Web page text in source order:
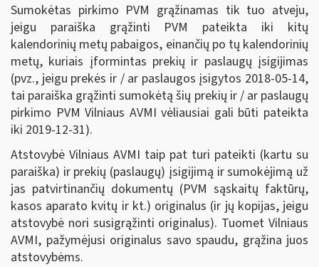
Sumokėtas pirkimo PVM grąžinamas tik tuo atveju,
jeigu paraiška grąžinti PVM pateikta iki kitų
kalendorinių metų pabaigos, einančių po tų kalendorinių
metų, kuriais įformintas prekių ir paslaugų įsigijimas
(pvz., jeigu prekės ir / ar paslaugos įsigytos 2018-05-14,
tai paraiška grąžinti sumokėtą šių prekių ir / ar paslaugų
pirkimo PVM Vilniaus AVMI vėliausiai gali būti pateikta
iki 2019-12-31).
Atstovybė Vilniaus AVMI taip pat turi pateikti (kartu su
paraiška) ir prekių (paslaugų) įsigijimą ir sumokėjimą už
jas patvirtinančių dokumentų (PVM sąskaitų faktūrų,
kasos aparato kvitų ir kt.) originalus (ir jų kopijas, jeigu
atstovybė nori susigrąžinti originalus). Tuomet Vilniaus
AVMI, pažymėjusi originalus savo spaudu, grąžina juos
atstovybėms.